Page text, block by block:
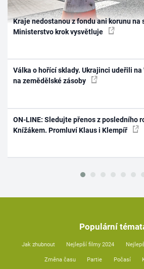
Kraje nedostanou z fondu ani korunu na
Ministerstvo krok vysvětluje
Válka o hořící sklady. Ukrajinci udeřili na
na zemědělské zásoby
ON-LINE: Sledujte přenos z posledního
Knížákem. Promluví Klaus i Klempíř
Populární
Jak zhubnout Nejlepší filmy 2024
Změna času Partie Počasí